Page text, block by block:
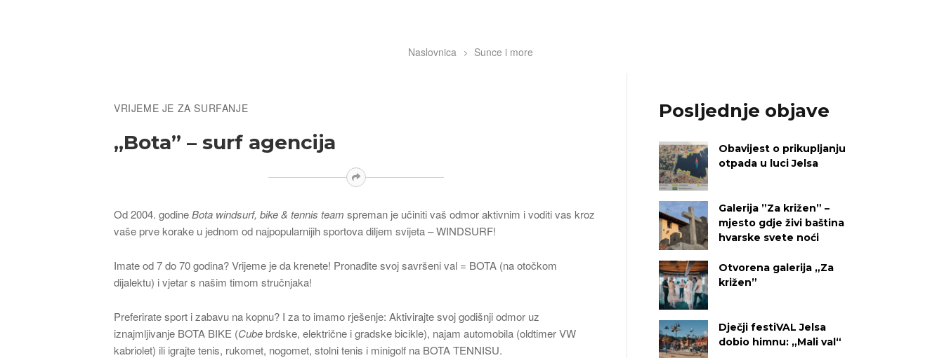
Naslovnica Sunce i more
VRIJEME JE ZA SURFANJE
„Bota” – surf agencija
Od 2004. godineBota windsurf, bike & tennis team spreman je učiniti vaš odmor aktivnim i voditi vas kroz
vaše prve korake u jednom od najpopularnijih sportova diljem svijeta – WINDSURF!
Imate od 7 do 70 godina? Vrijeme je da krenete! Pronađite svoj savršeni val = BOTA (na otočkom
dijalektu) i vjetar s našim timom stručnjaka!
Preferirate sport i zabavu na kopnu? I za to imamo rješenje: Aktivirajte svoj godišnji odmor uz
iznajmljivanje BOTA BIKE (Cubebrdske, električne i gradske bicikle), najam automobila (oldtimer VW
kabriolet) ili igrajte tenis, rukomet, nogomet, stolni tenis i minigolf na BOTA TENNISU.
Posljednje objave
Obavijest o prikupljanju
otpada u luci Jelsa
Galerija ”Za križen” –
mjesto gdje živi baština
hvarske svete noći
Otvorena galerija „Za
križen”
Dječji festiVAL Jelsa
dobio himnu: „Mali val“